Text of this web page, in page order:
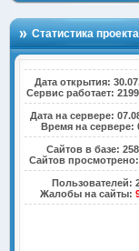
Статистика проекта
Дата открытия:
Сервис работает:
Дата на сервере:
Время на сервере:
Сайтов в базе:
Сайтов просмотрено:
Пользователей:
Жалобы на сайты: